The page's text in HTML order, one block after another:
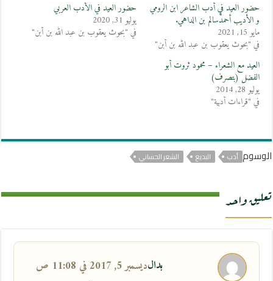
حضور العيد في أدب الشاعر ابن الرومي
و الأديب أحمدُّسالم بن الداهي.
مايو 15, 2021
في "بحوث يعقوب بن عبد الله بن أبن"
حضور العيد في الأدب العربي
يوليو 31, 2020
في "بحوث يعقوب بن عبد الله بن أبن"
العيد مع الشعراء – محمود ثروت أبو
الفضل (بتصرف)
يوليو 28, 2014
في "قراءات أدبية"
الوسوم أدب البديع الشعر الحساني
تعليق واحد
بدالديسمبر 5, 2017 في 11:08 ص